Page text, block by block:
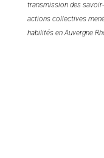
transmission des
actions collectives
habilités en Auvergne